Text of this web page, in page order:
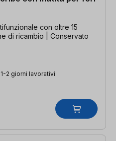
con oltre 15
di ricambio | Conservato
2 giorni lavorativi